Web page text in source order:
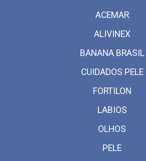
ACEMAR
ALIVINEX
BANANA BRASIL
CUIDADOS PELE
FORTILON
LABIOS
OLHOS
PELE